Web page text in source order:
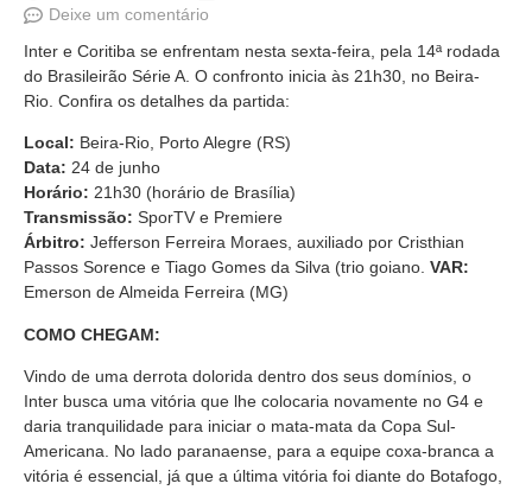
Deixe um comentário
Inter e Coritiba se enfrentam nesta sexta-feira, pela 14ª rodada
do Brasileirão Série A. O confronto inicia às 21h30, no Beira-
Rio. Confira os detalhes da partida:
Local: Beira-Rio, Porto Alegre (RS)
Data: 24 de junho
Horário: 21h30 (horário de Brasília)
Transmissão: SporTV e Premiere
Árbitro: Jefferson Ferreira Moraes, auxiliado por Cristhian
Passos Sorence e Tiago Gomes da Silva (trio goiano. VAR:
Emerson de Almeida Ferreira (MG)
COMO CHEGAM:
Vindo de uma derrota dolorida dentro dos seus domínios, o
Inter busca uma vitória que lhe colocaria novamente no G4 e
daria tranquilidade para iniciar o mata-mata da Copa Sul-
Americana. No lado paranaense, para a equipe coxa-branca a
vitória é essencial, já que a última vitória foi diante do Botafogo,